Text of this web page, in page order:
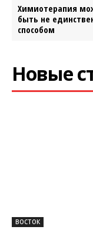
Химиотерапия
быть не
способом
Новые
ВОСТОК